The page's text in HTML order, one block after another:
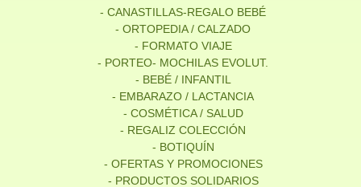
- CANASTILLAS-REGALO BEBÉ
- ORTOPEDIA / CALZADO
- FORMATO VIAJE
- PORTEO- MOCHILAS EVOLUT.
- BEBÉ / INFANTIL
- EMBARAZO / LACTANCIA
- COSMÉTICA / SALUD
- REGALIZ COLECCIÓN
- BOTIQUÍN
- OFERTAS Y PROMOCIONES
- PRODUCTOS SOLIDARIOS